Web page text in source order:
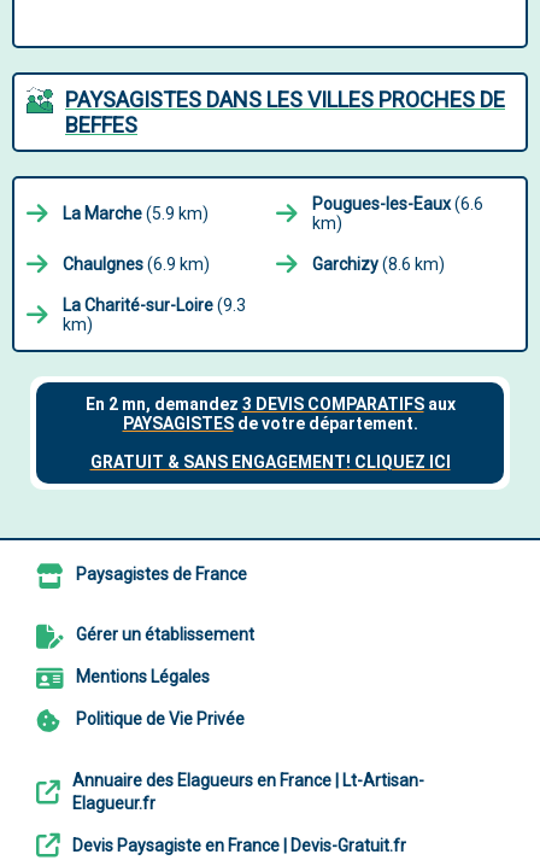
PAYSAGISTES DANS LES VILLES PROCHES DE
BEFFES
La Marche(5.9 km) Pougues-les-Eaux(6.6
km)
Chaulgnes(6.9 km) Garchizy(8.6 km)
La Charité-sur-Loire(9.3
km)
Paysagistes de France
Gérer un établissement
Mentions Légales
Politique de Vie Privée
Annuaire des Elagueurs en France | Lt-Artisan-
Elagueur.fr
Devis Paysagiste en France | Devis-Gratuit.fr